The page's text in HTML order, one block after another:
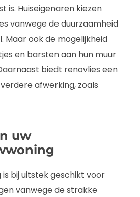
is. Huiseigenaren kiezen
vanwege de duurzaamheid
Maar ook de mogelijkheid
en barsten aan hun muur
biedt renovlies een
afwerking, zoals
uw
is bij uitstek geschikt voor
vanwege de strakke